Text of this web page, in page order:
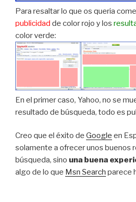
Para resaltar lo que os queria
publicidad de color rojo y los
color verde:
En el primer caso, Yahoo, no se
resultado de búsqueda, todo es
Creo que el éxito de Google en
solamente a ofrecer unos buenos
búsqueda, sino una buena
algo de lo que Msn Search parece